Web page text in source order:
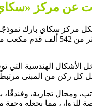
عن مركز
مركز سكاي بارك نموذجًا
حيث تم استخدام أكثر من 542
الأشكال الهندسية التي
كل ركن من المبنى مرتبطًا
ومحال تجارية، وفندقًا،
مما يجعله وجهة